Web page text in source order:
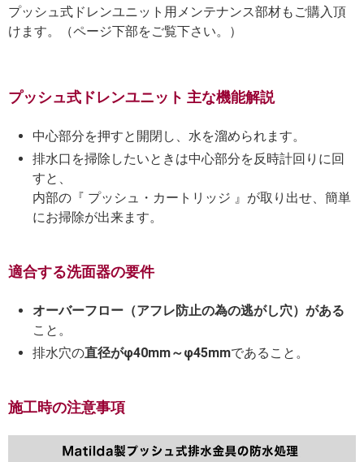
プッシュ式ドレンユニット用メンテナンス部材もご購入頂
けます。（ページ下部をご覧下さい。）
プッシュ式ドレンユニット 主な機能解説
中心部分を押すと開閉し、水を溜められます。
排水口を掃除したいときは中心部分を反時計回りに回
すと、
内部の『 プッシュ・カートリッジ 』が取り出せ、簡単
にお掃除が出来ます。
適合する洗面器の要件
オーバーフロー（アフレ防止の為の逃がし穴）がある
こと。
排水穴の直径がφ40mm～φ45mmであること。
施工時の注意事項